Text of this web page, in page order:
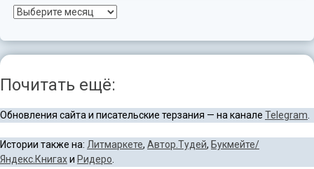
Архив
Почитать ещё:
Обновления сайта и писательские терзания — на канале Telegram
Истории также на: Литмаркете, Автор.Тудей, Букмейте/
Яндекс.Книгахи Ридеро